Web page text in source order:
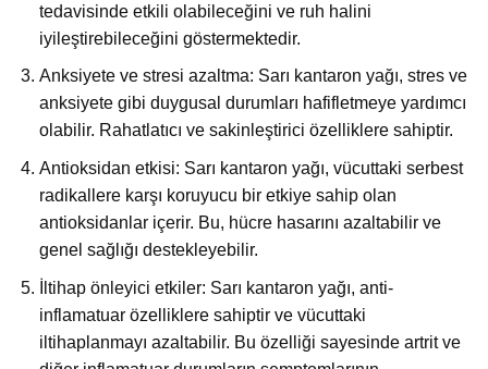
tedavisinde etkili olabileceğini ve ruh halini
iyileştirebileceğini göstermektedir.
Anksiyete ve stresi azaltma: Sarı kantaron yağı, stres ve
anksiyete gibi duygusal durumları hafifletmeye yardımcı
olabilir. Rahatlatıcı ve sakinleştirici özelliklere sahiptir.
Antioksidan etkisi: Sarı kantaron yağı, vücuttaki serbest
radikallere karşı koruyucu bir etkiye sahip olan
antioksidanlar içerir. Bu, hücre hasarını azaltabilir ve
genel sağlığı destekleyebilir.
İltihap önleyici etkiler: Sarı kantaron yağı, anti-
inflamatuar özelliklere sahiptir ve vücuttaki
iltihaplanmayı azaltabilir. Bu özelliği sayesinde artrit ve